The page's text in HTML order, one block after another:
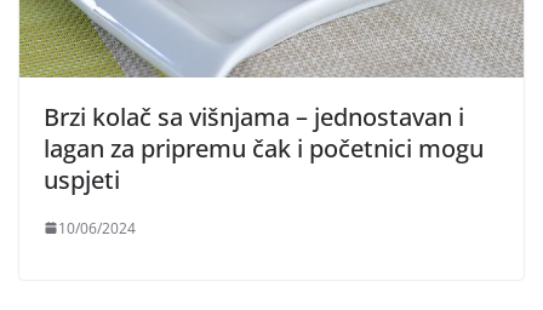
Brzi kolač sa višnjama – jednostavan i
lagan za pripremu čak i početnici mogu
uspjeti
10/06/2024